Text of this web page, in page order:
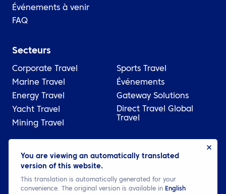
You are viewing an automatically translated
version of this website.
This translation is automatically generated for your
convenience. The original version is available in English
Événements à venir
FAQ
Secteurs
Corporate Travel
Marine Travel
Energy Travel
Yacht Travel
Mining Travel
Sports Travel
Événements
Gateway Solutions
Direct Travel Global
Travel
© 2026 ATPI
Juridique
Politique de confidentialité